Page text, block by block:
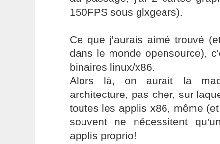
150FPS sous glxgears).
Ce que j'aurais aimé trouvé
dans le monde opensource),
binaires linux/x86.
Alors là, on aurait la
architecture, pas cher, sur
toutes les applis x86, même
souvent ne nécessitent
applis proprio!